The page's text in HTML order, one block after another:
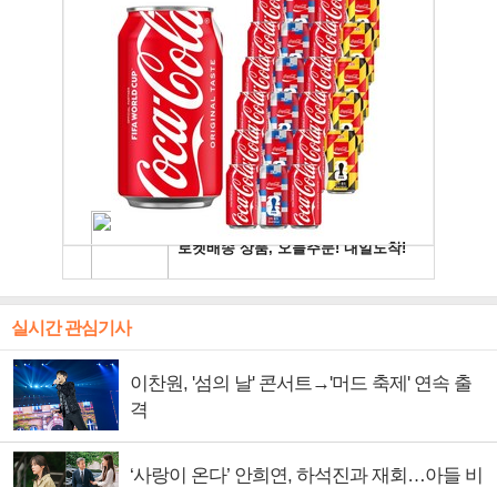
실시간 관심기사
이찬원, '섬의 날' 콘서트→'머드 축제' 연속 출
격
‘사랑이 온다’ 안희연, 하석진과 재회…아들 비